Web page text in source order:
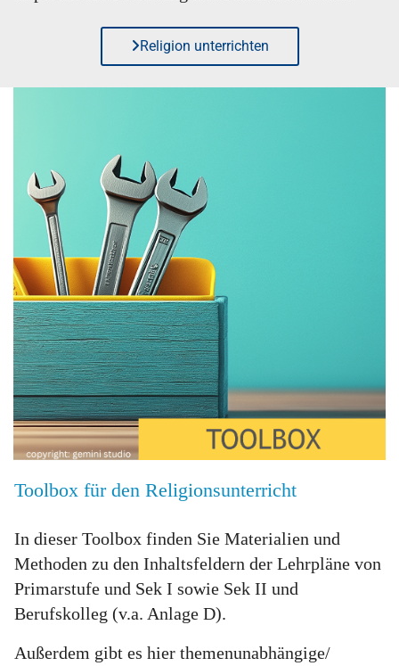
Religion unterrichten
Toolbox für den Religionsunterricht
In dieser Toolbox finden Sie Materialien und
Methoden zu den Inhaltsfeldern der Lehrpläne von
Primarstufe und Sek I sowie Sek II und
Berufskolleg (v.a. Anlage D).
Außerdem gibt es hier themenunabhängige/